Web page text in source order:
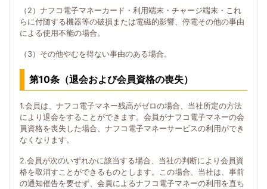
（2）ナフコ電子マネーカード・利用端末・チャージ端末・これ
らに付随する機器等の破損または電磁的影響、停電その他の事由
による使用不能の場合。
（3）その他やむを得ない事由のある場合。
第10条（退会および会員資格の喪失）
1.会員は、ナフコ電子マネー残高がゼロの場合、当社所定の方法
により退会をすることができます。会員がナフコ電子マネーの会
員資格を喪失した場合、ナフコ電子マネーサービスの利用ができ
なくなります。
2.会員が次のいずれかに該当する場合、当社の判断により会員資
格を取消すことができるものとします。この場合、当社は、事前
の通知催告を要せず、会員によるナフコ電子マネーの利用を直ち